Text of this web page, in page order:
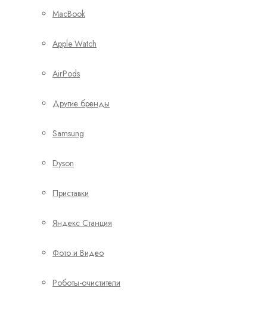
MacBook
Apple Watch
AirPods
Другие бренды
Samsung
Dyson
Приставки
Яндекс Станция
Фото и Видео
Роботы-очистители